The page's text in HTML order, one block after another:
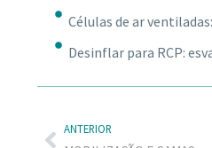
Células de ar
Desinflar para RCP:
ANTERIOR